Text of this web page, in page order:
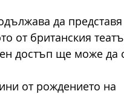
да представя
от британския
достъп ще може да
от рождението на